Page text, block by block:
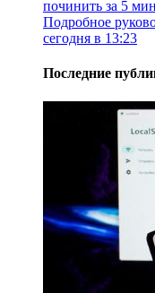
починить за 5
Подробное
сегодня в 13:23
Последние